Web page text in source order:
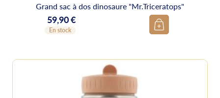
Grand sac à dos dinosaure "Mr.Triceratops"
Prix
59,90 €
En stock